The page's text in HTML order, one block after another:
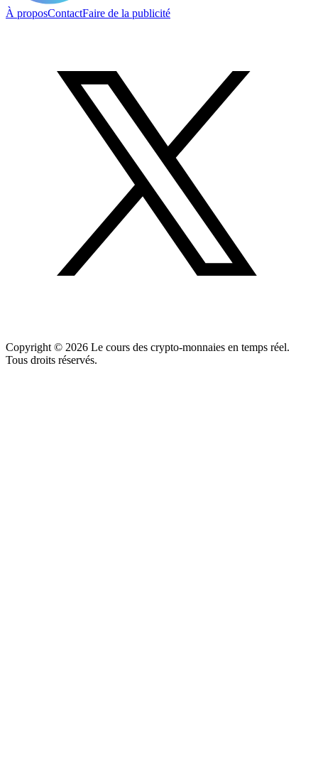
À proposContactFaire de la publicité
Copyright © 2026 Le cours des crypto-monnaies en temps réel.
Tous droits réservés.